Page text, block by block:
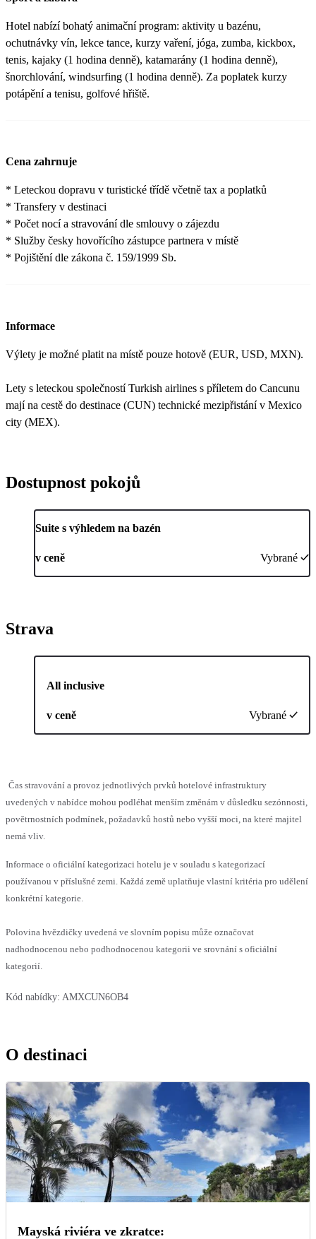
Hotel nabízí bohatý animační program: aktivity u bazénu,
ochutnávky vín, lekce tance, kurzy vaření, jóga, zumba, kickbox,
tenis, kajaky (1 hodina denně), katamarány (1 hodina denně),
šnorchlování, windsurfing (1 hodina denně). Za poplatek kurzy
potápění a tenisu, golfové hřiště.
Cena zahrnuje
* Leteckou dopravu v turistické třídě včetně tax a poplatků
* Transfery v destinaci
* Počet nocí a stravování dle smlouvy o zájezdu
* Služby česky hovořícího zástupce partnera v místě
* Pojištění dle zákona č. 159/1999 Sb.
Informace
Výlety je možné platit na místě pouze hotově (EUR, USD, MXN).
Lety s leteckou společností Turkish airlines s příletem do Cancunu
mají na cestě do destinace (CUN) technické mezipřistání v Mexico
city (MEX).
Dostupnost pokojů
Suite s výhledem na bazén
v ceně Vybrané
Strava
All inclusive
v ceně Vybrané
Čas stravování a provoz jednotlivých prvků hotelové infrastruktury
uvedených v nabídce mohou podléhat menším změnám v důsledku sezónnosti,
povětrnostních podmínek, požadavků hostů nebo vyšší moci, na které majitel
nemá vliv.
Informace o oficiální kategorizaci hotelu je v souladu s kategorizací
používanou v příslušné zemi. Každá země uplatňuje vlastní kritéria pro udělení
konkrétní kategorie.
Polovina hvězdičky uvedená ve slovním popisu může označovat
nadhodnocenou nebo podhodnocenou kategorii ve srovnání s oficiální
kategorií.
Kód nabídky: AMXCUN6OB4
O destinaci
Mayská riviéra ve zkratce: